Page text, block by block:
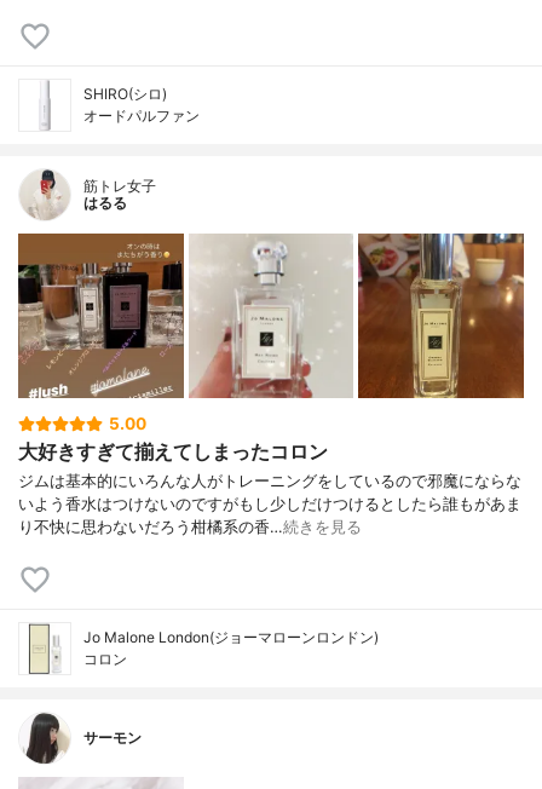
SHIRO(シロ)
オードパルファン
筋トレ女子
はるる
5.00
大好きすぎて揃えてしまったコロン
ジムは基本的にいろんな人がトレーニングをしているので邪魔にならな
いよう香水はつけないのですがもし少しだけつけるとしたら誰もがあま
り不快に思わないだろう柑橘系の香…続きを見る
Jo Malone London(ジョーマローンロンドン)
コロン
サーモン